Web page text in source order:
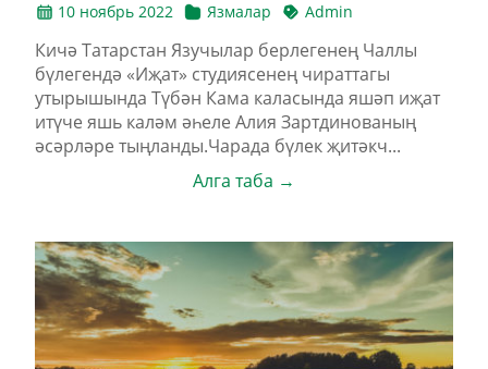
10 ноябрь 2022 Язмалар Admin
Кичә Татарстан Язучылар берлегенең Чаллы
бүлегендә «Иҗат» студиясенең чираттагы
утырышында Түбән Кама каласында яшәп иҗат
итүче яшь каләм әһеле Алия Зартдинованың
әсәрләре тыңланды.Чарада бүлек җитәкч...
Алга таба →